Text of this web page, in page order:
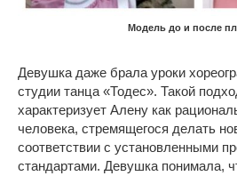
Модель до и после
Девушка даже брала уроки
студии танца «Тодес». Такой
характеризует Алену как
человека, стремящегося делать
соответствии с установленными
стандартами. Девушка понимала,